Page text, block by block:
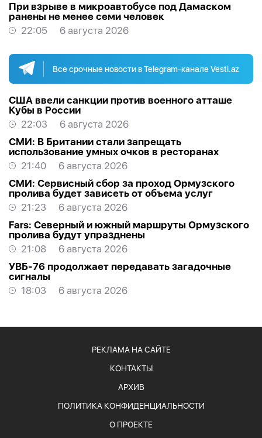
При взрыве в микроавтобусе под Дамаском
ранены не менее семи человек
22:05
6 августа 2026
Все срочные новости в Telegram-канале Vesti.az
США ввели санкции против военного атташе
Кубы в России
22:03
6 августа 2026
СМИ: В Британии стали запрещать
использование умных очков в ресторанах
21:40
6 августа 2026
СМИ: Сервисный сбор за проход Ормузского
пролива будет зависеть от объема услуг
21:23
6 августа 2026
Fars: Северный и южный маршруты Ормузского
пролива будут упразднены
21:08
6 августа 2026
УВБ-76 продолжает передавать загадочные
сигналы
18:03
6 августа 2026
РЕКЛАМА НА САЙТЕ
КОНТАКТЫ
АРХИВ
ПОЛИТИКА КОНФИДЕНЦИАЛЬНОСТИ
О ПРОЕКТЕ